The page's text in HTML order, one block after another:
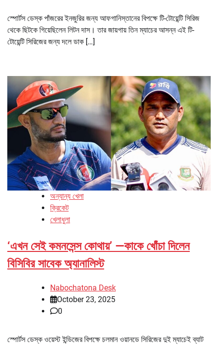
স্পোর্টস ডেস্ক পাঁজরের ইনজুরির জন্য আফগানিস্তানের বিপক্ষে টি-টোয়েন্টি সিরিজ
থেকে ছিটকে গিয়েছিলেন লিটন দাস। তার জায়গায় তিন ম্যাচের আসন্ন এই টি-
টোয়েন্টি সিরিজের জন্য দলে ডাক […]
অন্যান্য খেলা
ক্রিকেট
খেলাধুলা
‘এখন সেই কমনসেন্স কোথায়’ —কাকে খোঁচা দিলেন
বিসিবির সাবেক অ্যানালিস্ট
Nabochatona Desk
October 23, 2025
0
স্পোর্টস ডেস্ক ওয়েস্ট ইন্ডিজের বিপক্ষে চলমান ওয়ানডে সিরিজের দুই ম্যাচেই ব্যাট